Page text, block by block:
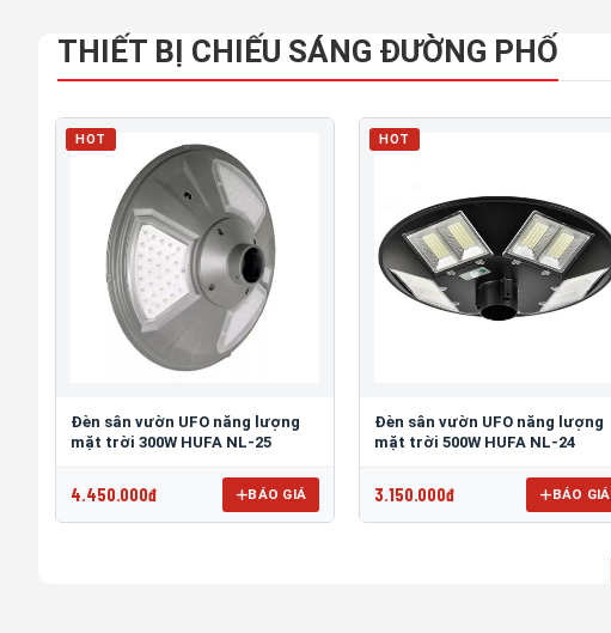
THIẾT BỊ CHIẾU SÁNG ĐƯỜNG PHỐ
HOT
Đèn sân vườn UFO năng lượng
mặt trời 300W HUFA NL-25
4.450.000đ BÁO GIÁ
HOT
Đèn sân vườn UFO năng lượng
mặt trời 500W HUFA NL-24
3.150.000đ BÁO GIÁ